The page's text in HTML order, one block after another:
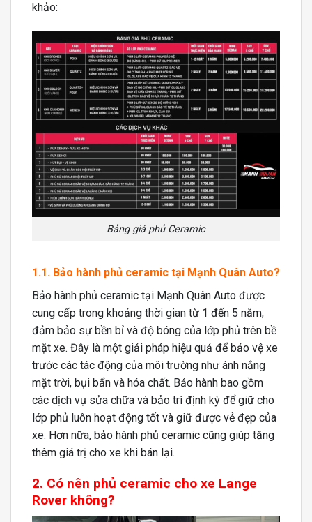
khảo:
Bảng giá phủ Ceramic
1.1. Bảo hành phủ ceramic tại Mạnh Quân Auto?
Bảo hành phủ ceramic tại Mạnh Quân Auto được
cung cấp trong khoảng thời gian từ 1 đến 5 năm,
đảm bảo sự bền bỉ và độ bóng của lớp phủ trên bề
mặt xe. Đây là một giải pháp hiệu quả để bảo vệ xe
trước các tác động của môi trường như ánh nắng
mặt trời, bụi bẩn và hóa chất. Bảo hành bao gồm
các dịch vụ sửa chữa và bảo trì định kỳ để giữ cho
lớp phủ luôn hoạt động tốt và giữ được vẻ đẹp của
xe. Hơn nữa, bảo hành phủ ceramic cũng giúp tăng
thêm giá trị cho xe khi bán lại.
2. Có nên phủ ceramic cho xe Lange
Rover không?